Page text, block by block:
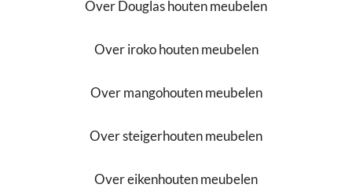
Over Douglas houten meubelen
Over iroko houten meubelen
Over mangohouten meubelen
Over steigerhouten meubelen
Over eikenhouten meubelen